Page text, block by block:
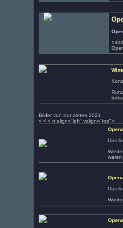
Bilder von Konzerten 2021
< < < tr align="left" valign="top">
Das
Das